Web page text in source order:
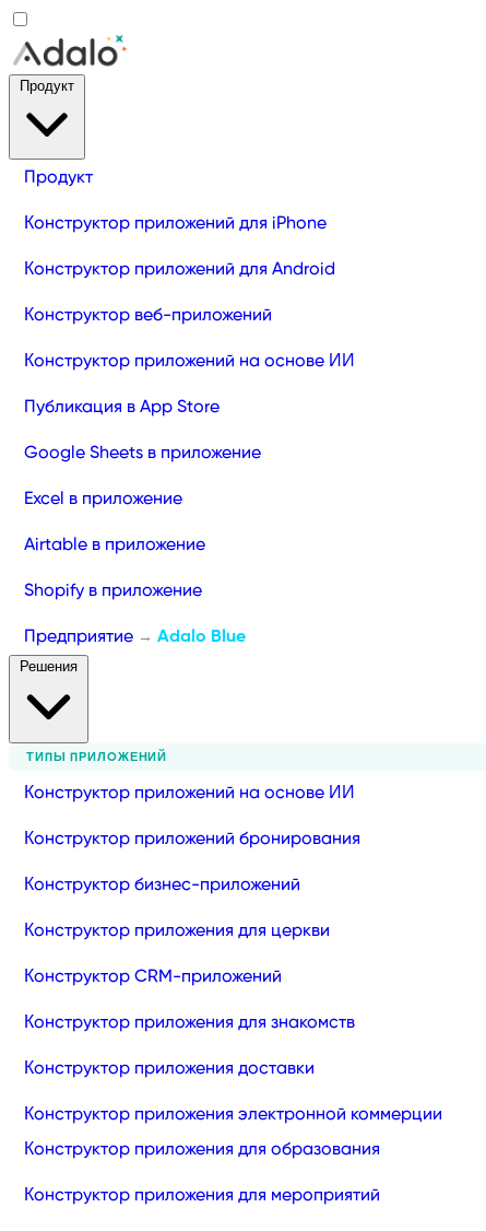
Продукт
Конструктор приложений для iPhone
Конструктор приложений для Android
Конструктор веб-приложений
Конструктор приложений на основе ИИ
Публикация в App Store
Google Sheets в приложение
Excel в приложение
Airtable в приложение
Shopify в приложение
Предприятие → Adalo Blue
ТИПЫ ПРИЛОЖЕНИЙ
Конструктор приложений на основе ИИ
Конструктор приложений бронирования
Конструктор бизнес-приложений
Конструктор приложения для церкви
Конструктор CRM-приложений
Конструктор приложения для знакомств
Конструктор приложения доставки
Конструктор приложения электронной коммерции
Конструктор приложения для образования
Конструктор приложения для мероприятий